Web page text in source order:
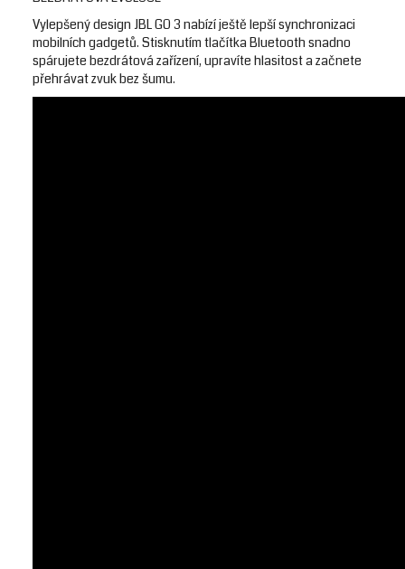
Vylepšený design JBL GO 3 nabízí ještě lepší synchronizaci
mobilních gadgetů. Stisknutím tlačítka Bluetooth snadno
spárujete bezdrátová zařízení, upravíte hlasitost a začnete
přehrávat zvuk bez šumu.